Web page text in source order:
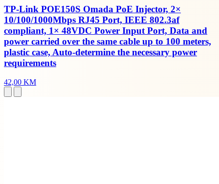
TP-Link POE150S Omada PoE Injector, 2×
10/100/1000Mbps RJ45 Port, IEEE 802.3af
compliant, 1× 48VDC Power Input Port, Data and
power carried over the same cable up to 100 meters,
plastic case, Auto-determine the necessary power
requirements
42,00 KM